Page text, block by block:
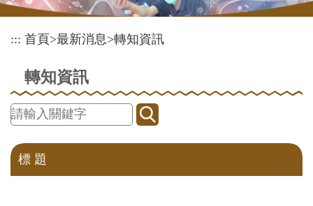
::: 首頁>最新消息>轉知資訊
轉知資訊
標 題